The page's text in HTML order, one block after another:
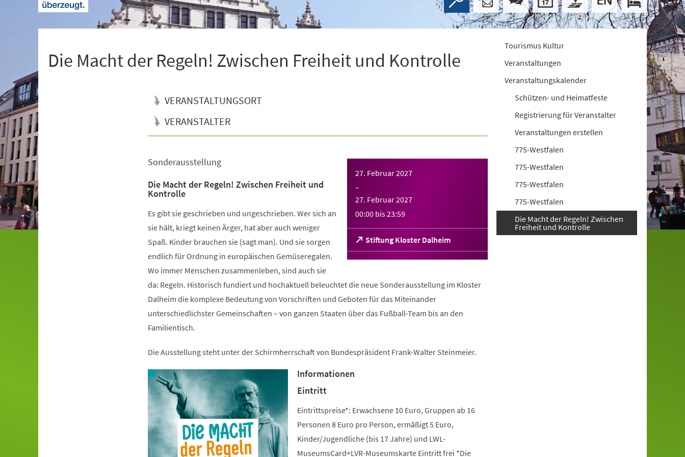
Die Macht der Regeln! Zwischen Freiheit und Kontrolle
VERANSTALTUNGSORT
VERANSTALTER
27. Februar 2027
–
27. Februar 2027
00:00 bis23:59
Stiftung Kloster Dalheim
(Öffnet
in
einem
Sonderausstellung
Die Macht der Regeln! Zwischen Freiheit und
Kontrolle
Es gibt sie geschrieben und ungeschrieben. Wer sich an
sie hält, kriegt keinen Ärger, hat aber auch weniger
Spaß. Kinder brauchen sie (sagt man). Und sie sorgen
endlich für Ordnung in europäischen Gemüseregalen.
Wo immer Menschen zusammenleben, sind auch sie
da: Regeln. Historisch fundiert und hochaktuell beleuchtet die neue Sonderausstellung im Kloster
Dalheim die komplexe Bedeutung von Vorschriften und Geboten für das Miteinander
unterschiedlichster Gemeinschaften – von ganzen Staaten über das Fußball-Team bis an den
Familientisch.
Die Ausstellung steht unter der Schirmherrschaft von Bundespräsident Frank-Walter Steinmeier.
Informationen
Eintritt
Eintrittspreise*: Erwachsene 10 Euro, Gruppen ab 16
Personen 8 Euro pro Person, ermäßigt 5 Euro,
Kinder/Jugendliche (bis 17 Jahre) und LWL-
MuseumsCard+LVR-Museumskarte Eintritt frei *Die
Tourismus Kultur
Veranstaltungen
Veranstaltungskalender
Schützen- und Heimatfeste
Registrierung für Veranstalter
Veranstaltungen erstellen
775-Westfalen
775-Westfalen
775-Westfalen
775-Westfalen
Die Macht der Regeln! Zwischen
Freiheit und Kontrolle